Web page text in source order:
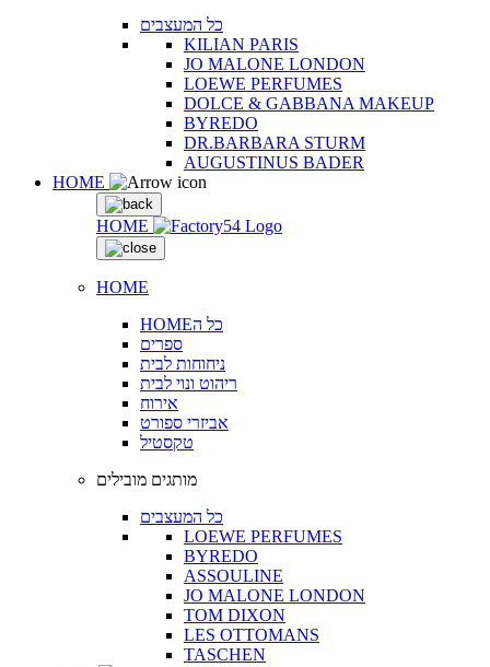
כל המעצבים
KILIAN PARIS
JO MALONE LONDON
LOEWE PERFUMES
DOLCE & GABBANA MAKEUP
BYREDO
DR.BARBARA STURM
AUGUSTINUS BADER
HOME
HOME
HOME
HOMEכל ה
ספרים
ניחוחות לבית
ריהוט ונוי לבית
אירוח
אביזרי ספורט
טקסטיל
מותגים מובילים
כל המעצבים
LOEWE PERFUMES
BYREDO
ASSOULINE
JO MALONE LONDON
TOM DIXON
LES OTTOMANS
TASCHEN